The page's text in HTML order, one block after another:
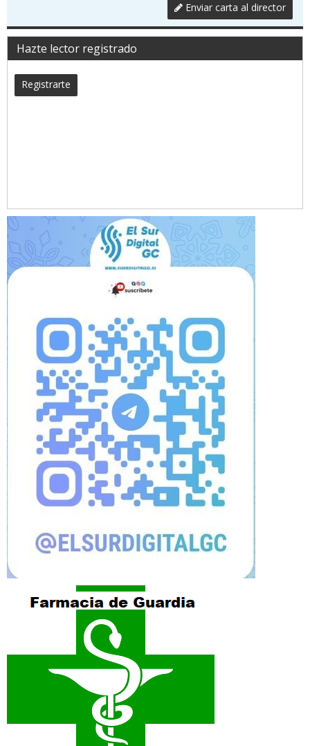
Enviar carta al director
Hazte lector registrado
Registrarte